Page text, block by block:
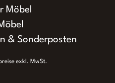
Möbel
& Sonderposten
exkl. MwSt.